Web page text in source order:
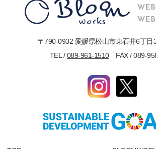
〒790-0932 愛媛県松山市東石井6丁目
TEL /089-961-1510FAX / 089-